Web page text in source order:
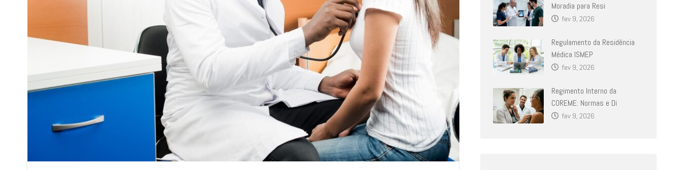
Moradia para Resi
fev 9, 2026
Regulamento da Residência
Médica ISMEP
fev 9, 2026
Regimento Interno da
COREME: Normas e Di
fev 9, 2026